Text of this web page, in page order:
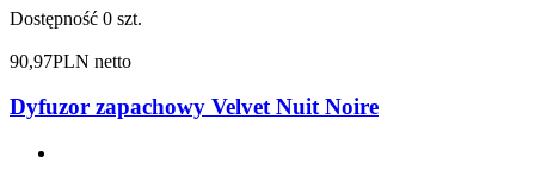
Dostępność 0 szt.
90,97PLN netto
Dyfuzor zapachowy Velvet Nuit Noire